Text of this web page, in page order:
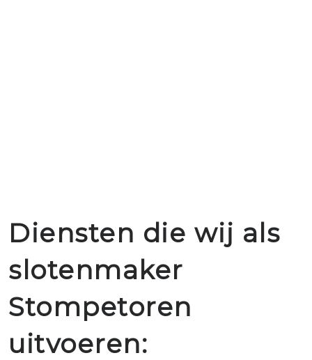
Diensten die wij als
slotenmaker
Stompetoren
uitvoeren: